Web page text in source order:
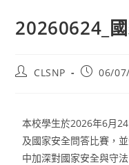
20260624_
CLSNP 06/
本校學生於2026年6月
及國家安全問答比賽，
中加深對國家安全與守